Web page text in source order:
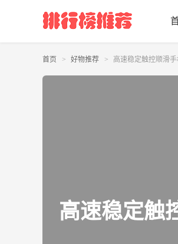
首页 好物推荐 高速稳定触控顺滑
高速稳定触